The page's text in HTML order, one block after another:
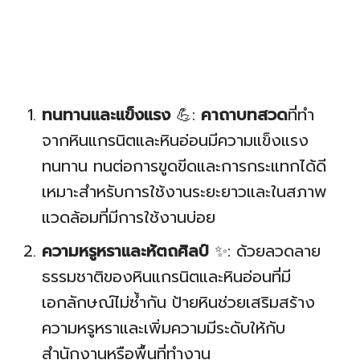
ทนทานและแข็งแรง💪: คาถาบทสวดที่ทำ
จากหินแกรนิตและหินอ่อนมีความแข็งแรง
ทนทาน ทนต่อการขูดขีดและการกระแทกได้ดี
เหมาะสำหรับการใช้งานระยะยาวและในสภาพ
แวดล้อมที่มีการใช้งานบ่อย
ความหรูหราและหัตถศิลป์ ✨: ด้วยลวดลาย
ธรรมชาติของหินแกรนิตและหินอ่อนที่มี
เอกลักษณ์ไม่ซ้ำกัน ป้ายหินช่วยเสริมสร้าง
ความหรูหราและเพิ่มความมีระดับให้กับ
สำนักงานหรือพื้นที่ทำงาน